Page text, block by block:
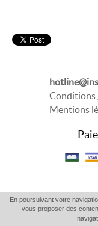
Conditions
Mentions
En poursuivant votre
vous proposer des